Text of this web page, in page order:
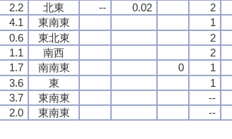
2.2 北東 -- 0.02
2
4.1 東南東 1
0.6 東北東
2
1.1 南西
2
1.7 南南東 0 1
3.6 東
1
3.7 東南東
--
2.0 東南東 --